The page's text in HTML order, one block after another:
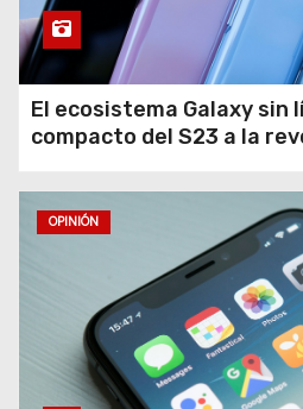
El ecosistema Galaxy sin
compacto del S23 a la
OPINIÓN